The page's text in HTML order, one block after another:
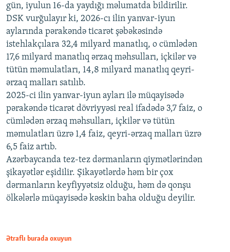
1080p
gün, iyulun 16-da yaydığı məlumatda bildirilir.
DSK vurğulayır ki, 2026-cı ilin yanvar-iyun
aylarında pərakəndə ticarət şəbəkəsində
istehlakçılara 32,4 milyard manatlıq, o cümlədən
17,6 milyard manatlıq ərzaq məhsulları, içkilər və
tütün məmulatları, 14,8 milyard manatlıq qeyri-
ərzaq malları satılıb.
2025-ci ilin yanvar-iyun ayları ilə müqayisədə
pərakəndə ticarət dövriyyəsi real ifadədə 3,7 faiz, o
cümlədən ərzaq məhsulları, içkilər və tütün
məmulatları üzrə 1,4 faiz, qeyri-ərzaq malları üzrə
6,5 faiz artıb.
Azərbaycanda tez-tez dərmanların qiymətlərindən
şikayətlər eşidilir. Şikayətlərdə həm bir çox
dərmanların keyfiyyətsiz olduğu, həm də qonşu
ölkələrlə müqayisədə kəskin baha olduğu deyilir.
Ətraflı burada oxuyun